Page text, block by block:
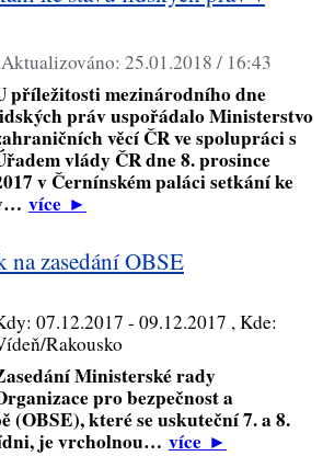
Aktualizováno: 25.01.2018 / 16:43
příležitosti mezinárodního dne
práv uspořádalo Ministerstvo
věcí ČR ve spolupráci s
vlády ČR dne 8. prosince
v Černínském paláci setkání ke
více►
na zasedání OBSE
07.12.2017 - 09.12.2017 , Kde:
Rakousko
Ministerské rady
pro bezpečnost a
(OBSE), které se uskuteční 7. a 8.
je vrcholnou… více►